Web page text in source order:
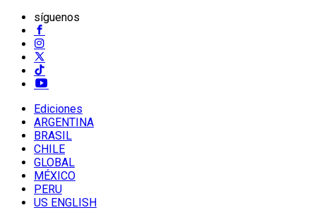
síguenos
Ediciones
ARGENTINA
BRASIL
CHILE
GLOBAL
MÉXICO
PERU
US ENGLISH